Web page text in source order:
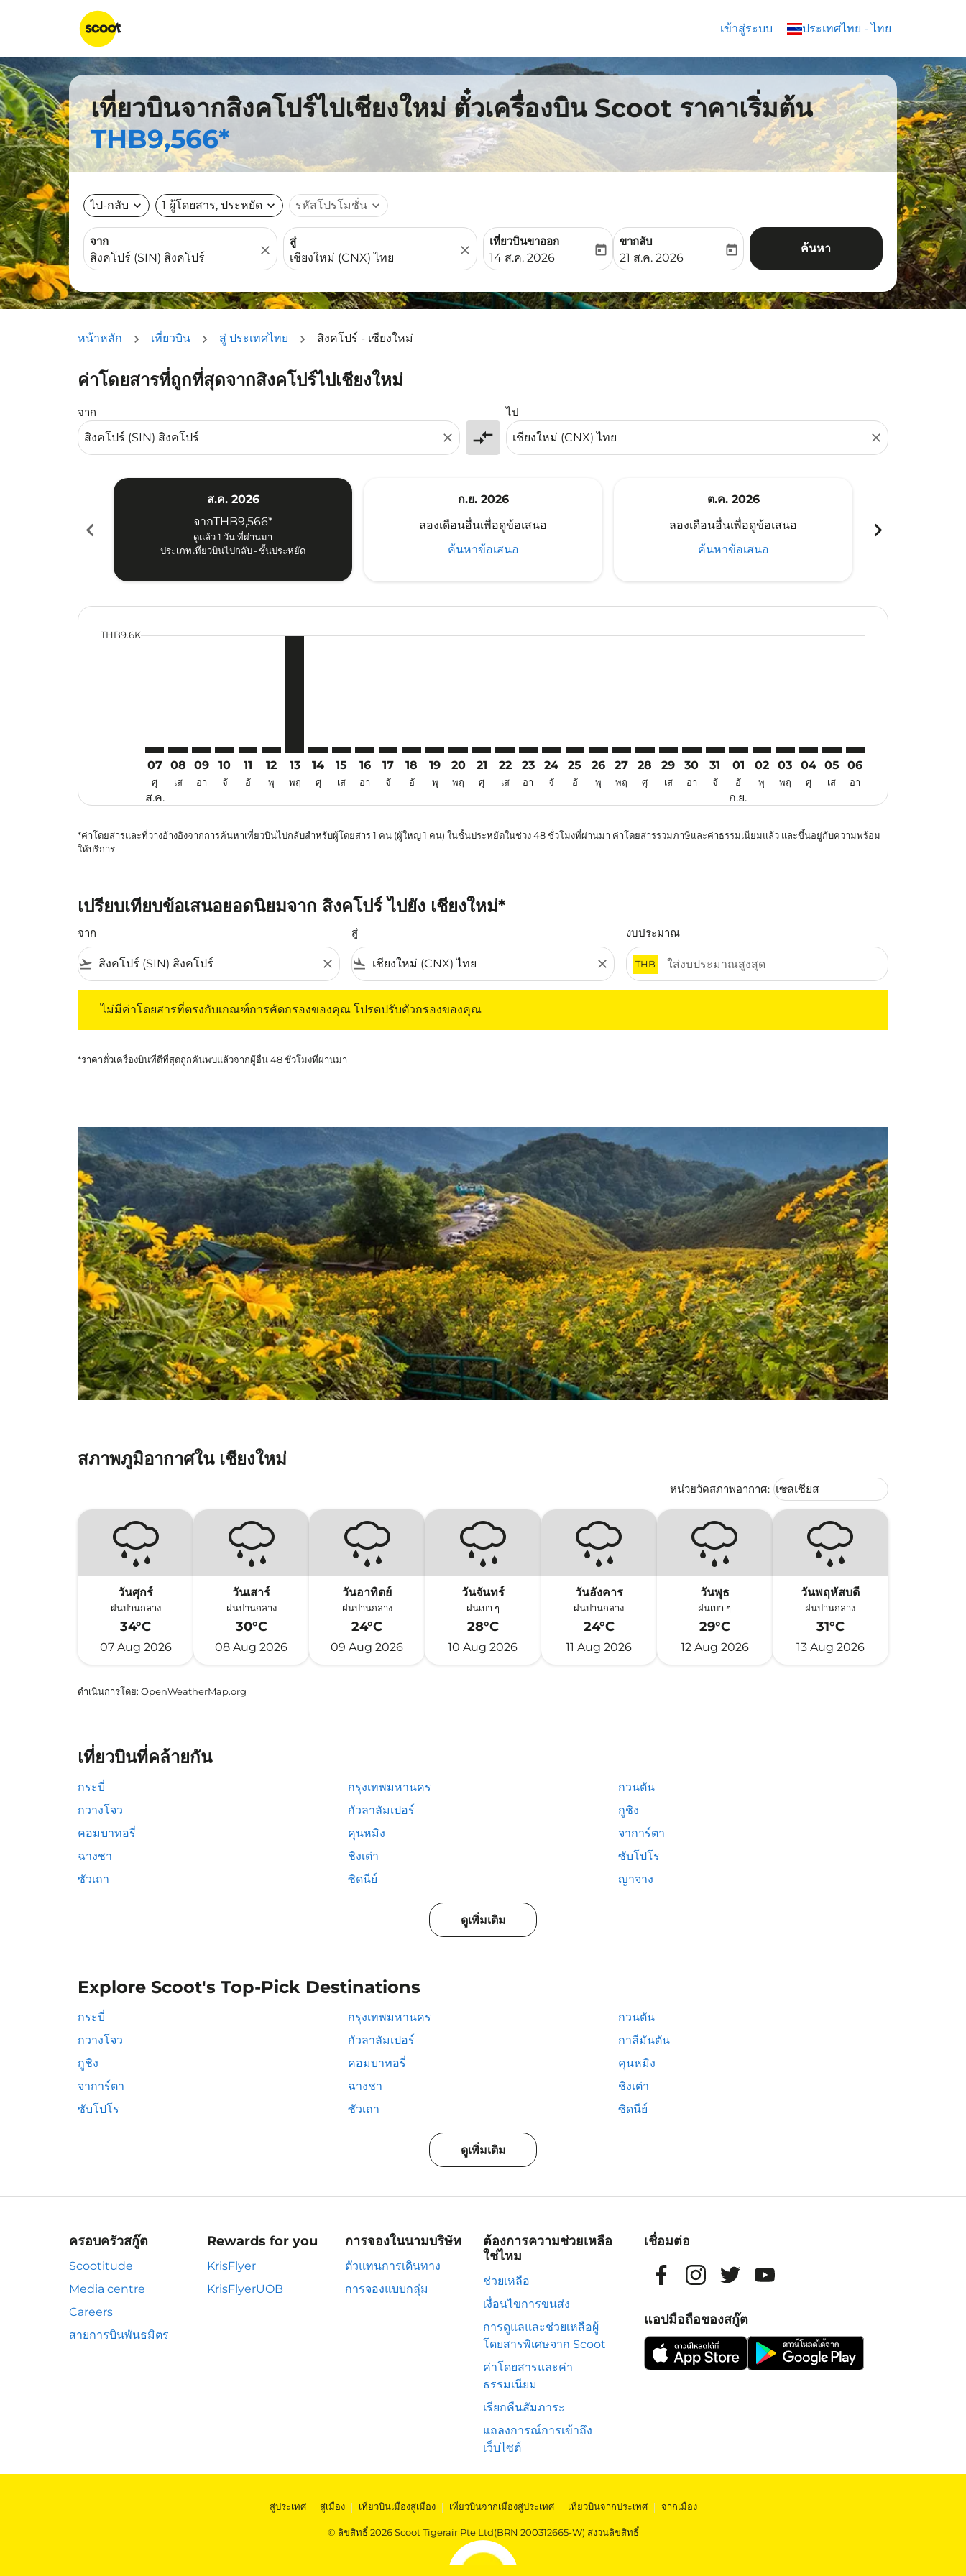
เข้าสู่ระบบ ประเทศไทย - ไทย
keyboard_arrow_down
เที่ยวบินจากสิงคโปร์ไปเชียงใหม่ ตั๋วเครื่องบิน Scoot ราคาเริ่มต้น
THB9,566*
ไป-กลับ expand_more 1 ผู้โดยสาร, ประหยัด expand_more รหัสโปรโมชั่น expand_more
จาก
close
สู่
close
เที่ยวบินขาออก
fc-booking-departure-date-aria-label
14 ส.ค. 2026
today
ขากลับ
fc-booking-return-date-aria-label
21 ส.ค. 2026
today ค้นหา
หน้าหลัก เที่ยวบิน สู่ ประเทศไทย สิงคโปร์ - เชียงใหม่
ค่าโดยสารที่ถูกที่สุดจากสิงคโปร์ไปเชียงใหม่
จาก
close compare_arrows
ไป
close
chevron_left
ส.ค. 2026
จากTHB9,566*
ดูแล้ว 1 วัน ที่ผ่านมา
ประเภทเที่ยวบินไปกลับ-ชั้นประหยัด
ก.ย. 2026
ลองเดือนอื่นเพื่อดูข้อเสนอ
ค้นหาข้อเสนอ
ต.ค. 2026
ลองเดือนอื่นเพื่อดูข้อเสนอ
ค้นหาข้อเสนอ
chevron_right
THB9.6Kcmp-daily-histogram-bars-legend-min-price-aria-label THB9.6K
Displaying fares for สิงหาคม-2026
07
ศุ
ส.ค.
08
เส
09
อา
10
จั
11
อั
12
พุ
13
พฤ
14
ศุ
15
เส
16
อา
17
จั
18
อั
19
พุ
20
พฤ
SIN–CNX: cmp-view-offers-disclaimer. ค้นหาข้อเสนอ
21
ศุ
SIN–CNX: cmp-view-offers-disclaimer. ค้นหาข้อเสนอ
22
เส
SIN–CNX: cmp-view-offers-disclaimer. ค้นหาข้อเสนอ
23
อา
SIN–CNX: cmp-view-offers-disclaimer. ค้นหาข้อเสนอ
24
จั
SIN–CNX: cmp-view-offers-disclaimer. ค้นหาข้อเสนอ
25
อั
SIN–CNX: cmp-view-offers-disclaimer. ค้นหาข้อเสนอ
26
พุ
SIN–CNX: cmp-view-offers-disclaimer. ค้นหาข้อเสนอ
27
พฤ
SIN–CNX: cmp-view-offers-disclaimer. ค้นหาข้อเสนอ
28
ศุ
SIN–CNX: cmp-view-offers-disclaimer. ค้นหาข้อเสนอ
29
เส
SIN–CNX: cmp-view-offers-disclaimer. ค้นหาข้อเสนอ
30
อา
SIN–CNX: cmp-view-offers-disclaimer. ค้นหาข้อเ
31
จั
01
อั
ก.ย.
02
พุ
03
พฤ
04
ศุ
05
เส
06
อา
*ค่าโดยสารและที่ว่างอ้างอิงจากการค้นหาเที่ยวบินไปกลับสำหรับผู้โดยสาร 1 คน (ผู้ใหญ่ 1 คน) ในชั้นประหยัดในช่วง 48 ชั่วโมงที่ผ่านมา ค่าโดยสารรวมภาษีและค่าธรรมเนียมแล้ว และขึ้นอยู่กับความพร้อม
ให้บริการ
เปรียบเทียบข้อเสนอยอดนิยมจาก สิงคโปร์ ไปยัง เชียงใหม่*
จาก
flight_takeoff close
สู่
flight_land close
งบประมาณ
THB
ไม่มีค่าโดยสารที่ตรงกับเกณฑ์การคัดกรองของคุณ โปรดปรับตัวกรองของคุณ
*ราคาตั๋วเครื่องบินที่ดีที่สุดถูกค้นพบแล้วจากผู้อื่น 48 ชั่วโมงที่ผ่านมา
สภาพภูมิอากาศใน เชียงใหม่
หน่วยวัดสภาพอากาศ: Weather unit option เซลเซียส
เซลเซียส
keyboard_arrow_down
วันศุกร์
ฝนปานกลาง
34°C
07 Aug 2026
วันเสาร์
ฝนปานกลาง
30°C
08 Aug 2026
วันอาทิตย์
ฝนปานกลาง
24°C
09 Aug 2026
วันจันทร์
ฝนเบา ๆ
28°C
10 Aug 2026
วันอังคาร
ฝนปานกลาง
24°C
11 Aug 2026
วันพุธ
ฝนเบา ๆ
29°C
12 Aug 2026
วันพฤหัสบดี
ฝนปานกลาง
31°C
13 Aug 2026
ดำเนินการโดย: OpenWeatherMap.org
เที่ยวบินที่คล้ายกัน
กระบี่ กรุงเทพมหานคร
กวนตัน
กวางโจว
กัวลาลัมเปอร์
กูชิง
คอมบาทอรี่
คุนหมิง
จาการ์ตา
ฉางชา
ชิงเต่า
ซับโปโร
ซัวเถา
ซิดนีย์ ญาจาง
ดูเพิ่มเติม
Explore Scoot's Top-Pick Destinations
กระบี่ กรุงเทพมหานคร
กวนตัน
กวางโจว
กัวลาลัมเปอร์
กาลีมันตัน
กูชิง
คอมบาทอรี่
คุนหมิง
จาการ์ตา
ฉางชา
ชิงเต่า
ซับโปโร
ซัวเถา ซิดนีย์
ดูเพิ่มเติม
ครอบครัวสกู๊ต
Scootitude
Media centre
Careers
สายการบินพันธมิตร
Rewards for you
KrisFlyer
KrisFlyerUOB
การจองในนามบริษัท
ตัวแทนการเดินทาง
การจองแบบกลุ่ม
ต้องการความช่วยเหลือ
ใช่ไหม
ช่วยเหลือ
เงื่อนไขการขนส่ง
การดูแลและช่วยเหลือผู้
โดยสารพิเศษจาก Scoot
ค่าโดยสารและค่า
ธรรมเนียม
เรียกคืนสัมภาระ
แถลงการณ์การเข้าถึง
เว็บไซต์
เชื่อมต่อ
แอปมือถือของสกู๊ต
สู่ประเทศ | สู่เมือง | เที่ยวบินเมืองสู่เมือง | เที่ยวบินจากเมืองสู่ประเทศ | เที่ยวบินจากประเทศ | จากเมือง
© ลิขสิทธิ์ 2026 Scoot Tigerair Pte Ltd(BRN 200312665-W) สงวนลิขสิทธิ์